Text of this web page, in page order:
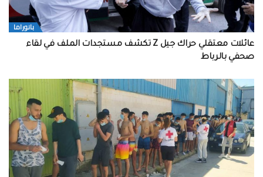
بانوراما
عائلات معتقلي حراك جيل Z تكشف مستجدات الملف في لقاء
صحفي بالرباط